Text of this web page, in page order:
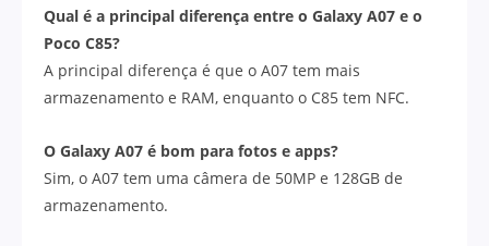
Qual é a principal diferença entre o Galaxy A07 e o
Poco C85?
A principal diferença é que o A07 tem mais
armazenamento e RAM, enquanto o C85 tem NFC.
O Galaxy A07 é bom para fotos e apps?
Sim, o A07 tem uma câmera de 50MP e 128GB de
armazenamento.